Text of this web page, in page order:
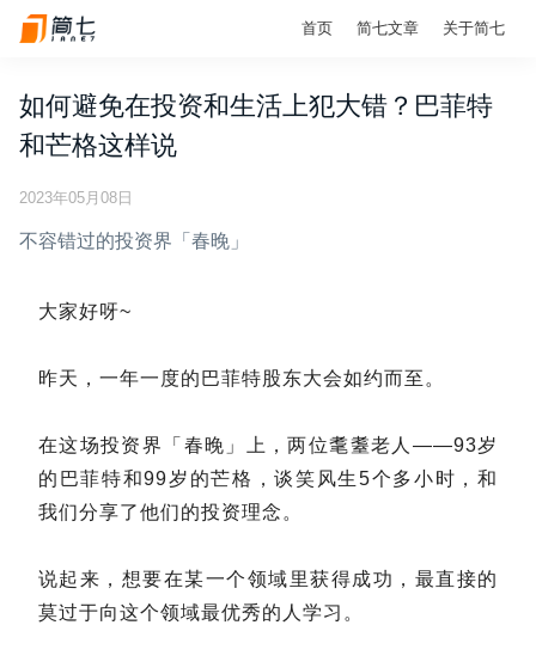
首页 简七文章 关于简七
如何避免在投资和生活上犯大错？巴菲特
和芒格这样说
2023年05月08日
不容错过的投资界「春晚」
大家好呀~
昨天，一年一度的巴菲特股东大会如约而至。
在这场投资界「春晚」上，两位耄耋老人——93岁
的巴菲特和99岁的芒格，谈笑风生5个多小时，和
我们分享了他们的投资理念。
说起来，想要在某一个领域里获得成功，最直接的
莫过于向这个领域最优秀的人学习。